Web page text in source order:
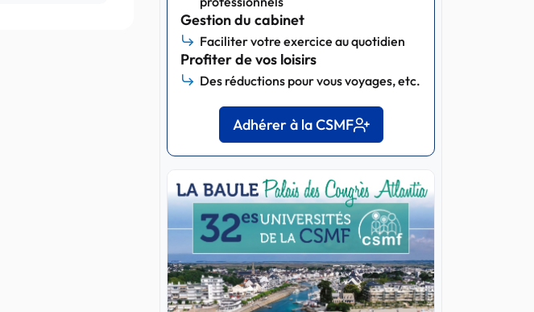
Gestion du cabinet
Faciliter votre exercice au quotidien
Profiter de vos loisirs
Des réductions pour vous voyages, etc.
Adhérer à la CSMF